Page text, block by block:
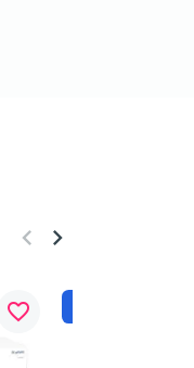
favorite_border
keyboard_arrow_left keyboard_arrow_right